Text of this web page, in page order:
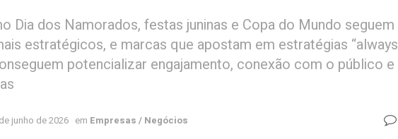
Dia dos Namorados, festas juninas e Copa do Mundo seguem
estratégicos, e marcas que apostam em estratégias “always
potencializar engajamento, conexão com o público e
junho de 2026 em Empresas / Negócios